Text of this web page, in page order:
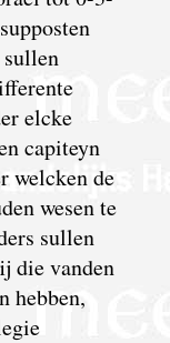
elcke
capiteyn
welcken de
wesen te
sullen
die vanden
hebben,